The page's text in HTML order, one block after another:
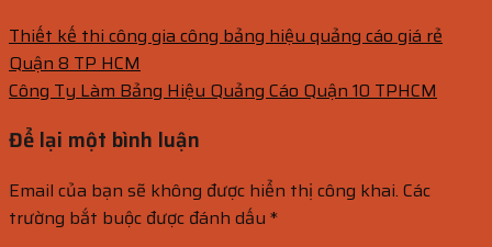
Thiết kế thi công gia công bảng hiệu quảng cáo giá rẻ
Quận 8 TP HCM
Công Ty Làm Bảng Hiệu Quảng Cáo Quận 10 TPHCM
Để lại một bình luận
Email của bạn sẽ không được hiển thị công khai. Các
trường bắt buộc được đánh dấu *